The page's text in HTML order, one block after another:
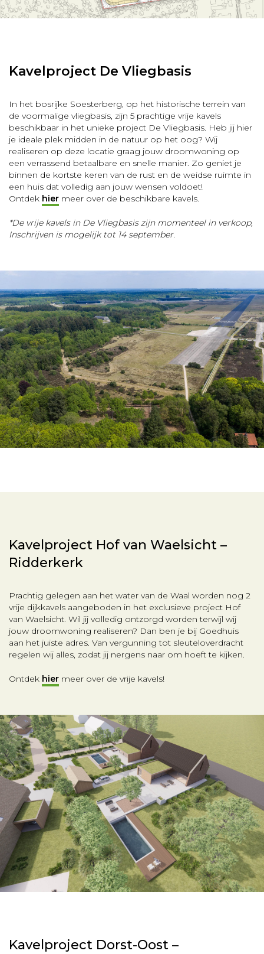
Kavelproject De Vliegbasis
In het bosrijke Soesterberg, op het historische terrein van
de voormalige vliegbasis, zijn 5 prachtige vrije kavels
beschikbaar in het unieke project De Vliegbasis. Heb jij hier
je ideale plek midden in de natuur op het oog? Wij
realiseren op deze locatie graag jouw droomwoning op
een verrassend betaalbare en snelle manier. Zo geniet je
binnen de kortste keren van de rust en de weidse ruimte in
een huis dat volledig aan jouw wensen voldoet!
Ontdek hier meer over de beschikbare kavels.
*De vrije kavels in De Vliegbasis zijn momenteel in verkoop,
Inschrijven is mogelijk tot 14 september.
Kavelproject Hof van Waelsicht –
Ridderkerk
Prachtig gelegen aan het water van de Waal worden nog 2
vrije dijkkavels aangeboden in het exclusieve project Hof
van Waelsicht. Wil jij volledig ontzorgd worden terwijl wij
jouw droomwoning realiseren? Dan ben je bij Goedhuis
aan het juiste adres. Van vergunning tot sleuteloverdracht
regelen wij alles, zodat jij nergens naar om hoeft te kijken.
Ontdek hier meer over de vrije kavels!
Kavelproject Dorst-Oost –